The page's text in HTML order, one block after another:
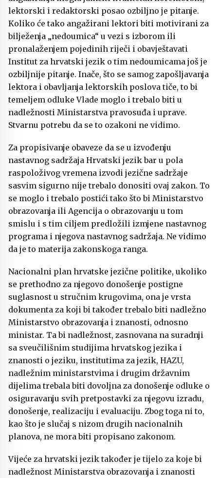
lektorski i redaktorski posao ozbiljno je pitanje.
Koliko će tako angažirani lektori biti motivirani za
bilježenja „nedoumica“ u vezi s izborom ili
pronalaženjem pojedinih riječi i obavještavati
Institut za hrvatski jezik o tim nedoumicama još je
ozbiljnije pitanje. Inače, što se samog zapošljavanja
lektora i obavljanja lektorskih poslova tiče, to bi
temeljem odluke Vlade moglo i trebalo biti u
nadležnosti Ministarstva pravosuđa i uprave.
Stvarnu potrebu da se to ozakoni ne vidimo.
Za propisivanje obaveze da se u izvođenju
nastavnog sadržaja Hrvatski jezik bar u pola
raspoloživog vremena izvodi jezične sadržaje
sasvim sigurno nije trebalo donositi ovaj zakon. To
se moglo i trebalo postići tako što bi Ministarstvo
obrazovanja ili Agencija o obrazovanju u tom
smislu i s tim ciljem predložili izmjene nastavnog
programa i njegova nastavnog sadržaja. Ne vidimo
da je to materija zakonskoga ranga.
Nacionalni plan hrvatske jezične politike, ukoliko
se prethodno za njegovo donošenje postigne
suglasnost u stručnim krugovima, ona je vrsta
dokumenta za koji bi također trebalo biti nadležno
Ministarstvo obrazovanja i znanosti, odnosno
ministar. Ta bi nadležnost, zasnovana na suradnji
sa sveučilišnim studijima hrvatskog jezika i
znanosti o jeziku, institutima za jezik, HAZU,
nadležnim ministarstvima i drugim državnim
dijelima trebala biti dovoljna za donošenje odluke o
osiguravanju svih pretpostavki za njegovu izradu,
donošenje, realizaciju i evaluaciju. Zbog toga ni to,
kao što je slučaj s nizom drugih nacionalnih
planova, ne mora biti propisano zakonom.
Vijeće za hrvatski jezik također je tijelo za koje bi
nadležnost Ministarstva obrazovanja i znanosti